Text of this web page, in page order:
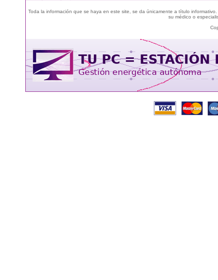
Toda la información que se haya en este site, se da únicamente a título
su médico o